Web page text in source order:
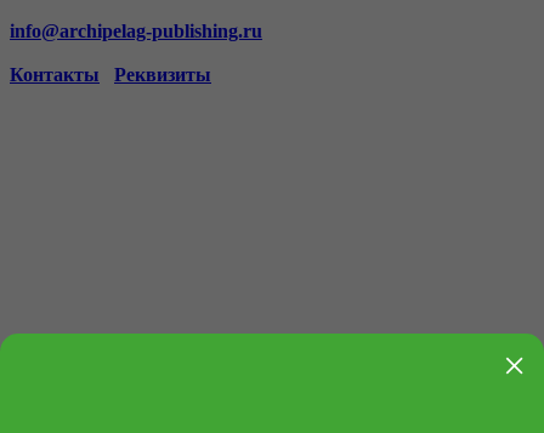
info@archipelag-publishing.ru
Контакты Реквизиты
×